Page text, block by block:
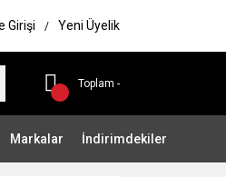
Girişi / Yeni Üyelik
Toplam -
Markalar İndirimdekiler